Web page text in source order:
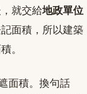
就交給地政單位
面積，所以建築
。
面積。換句話